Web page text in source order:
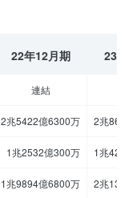
22年12月期 23年
連結
2兆5422億6300万 2兆
1兆2532億300万 1兆
1兆9894億6800万 2兆